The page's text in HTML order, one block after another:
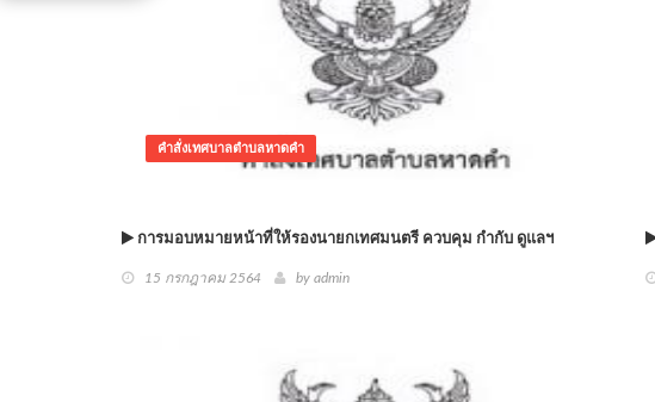
คำสั่งเทศบาลตำบลหาดคำ
การมอบหมายหน้าที่ให้รองนายกเทศมนตรี ควบคุม กำกับ ดูแลฯ
15 กรกฎาคม 2564 by admin